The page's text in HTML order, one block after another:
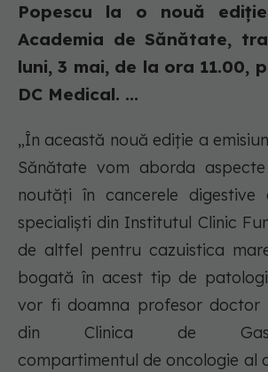
Popescu la o nouă
Academia de Sănătate,
luni, 3 mai, de la ora 11.00,
DC Medical. ...
„În această nouă ediție a
Sănătate vom aborda
noutăți în cancerele digestive
specialiști din Institutul Clinic
de altfel pentru cazuistica
bogată în acest tip de
vor fi doamna profesor doctor
din Clinica de
compartimentul de oncologie al